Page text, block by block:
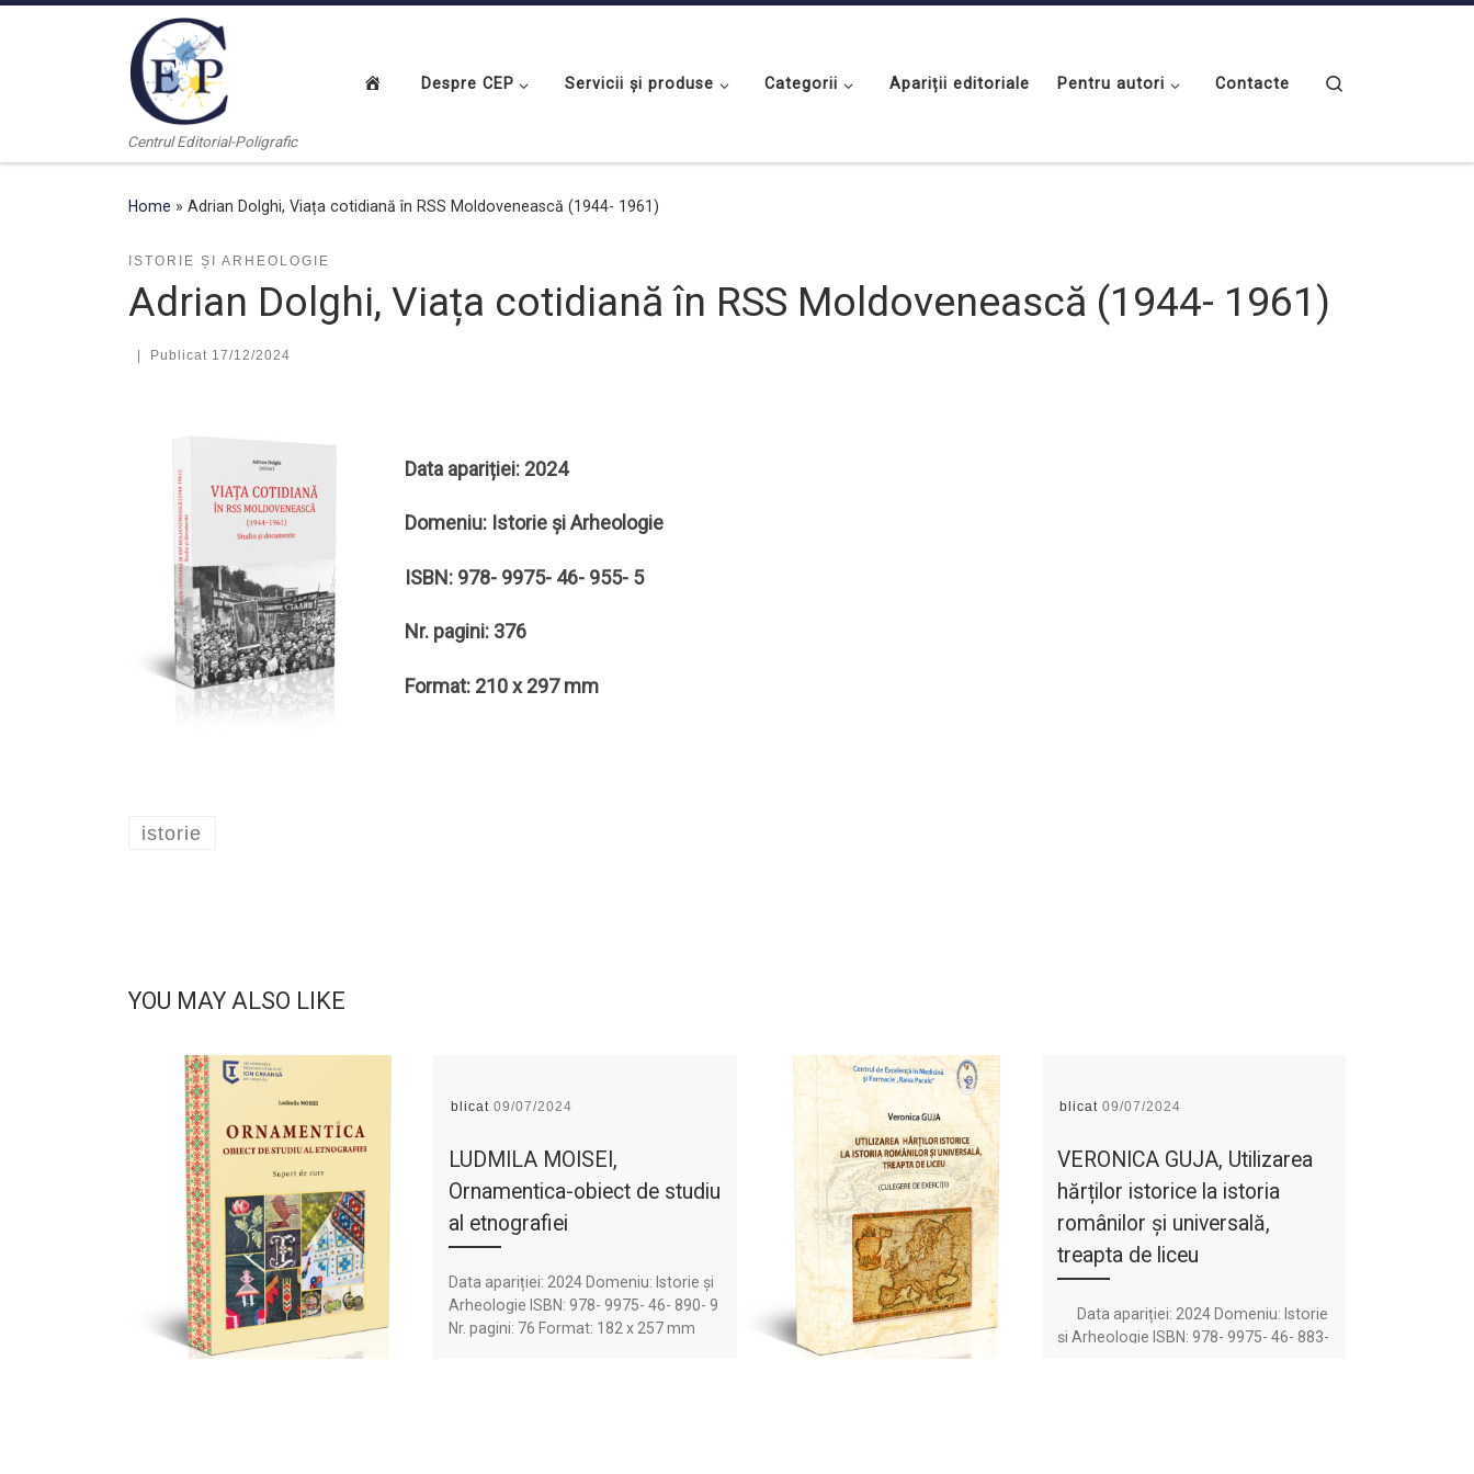
Centrul Editorial-Poligrafic
Despre CEP Servicii și produse Categorii Apariții editoriale Pentru autori Contacte
Home » Adrian Dolghi, Viața cotidiană în RSS Moldovenească (1944- 1961)
ISTORIE ȘI ARHEOLOGIE
Adrian Dolghi, Viața cotidiană în RSS Moldovenească (1944- 1961)
Publicat 17/12/2024
Data apariției: 2024
Domeniu: Istorie și Arheologie
ISBN: 978- 9975- 46- 955- 5
Nr. pagini: 376
Format: 210 x 297 mm
istorie
YOU MAY ALSO LIKE
Publicat 09/07/2024
LUDMILA MOISEI,
Ornamentica-obiect de studiu
al etnografiei
Data apariției: 2024 Domeniu: Istorie și
Arheologie ISBN: 978- 9975- 46- 890- 9
Nr. pagini: 76 Format: 182 x 257 mm
Publicat 09/07/2024
VERONICA GUJA, Utilizarea
hărților istorice la istoria
românilor și universală,
treapta de liceu
Data apariției: 2024 Domeniu: Istorie
și Arheologie ISBN: 978- 9975- 46- 883-